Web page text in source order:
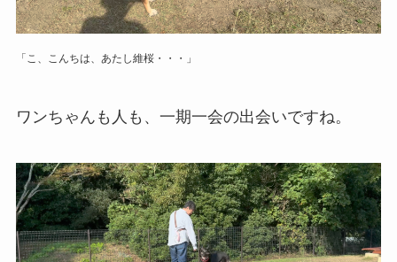
「こ、こんちは、あたし維桜・・・」
ワンちゃんも人も、一期一会の出会いですね。